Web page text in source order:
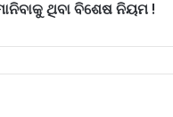
ଥିବା ବିଶେଷ ନିୟମ !